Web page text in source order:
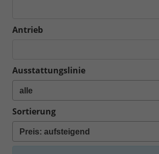
Antrieb
Ausstattungslinie
Sortierung